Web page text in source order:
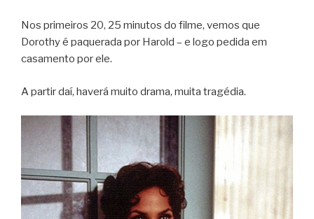
Nos primeiros 20, 25 minutos do filme, vemos que
Dorothy é paquerada por Harold – e logo pedida em
casamento por ele.
A partir daí, haverá muito drama, muita tragédia.